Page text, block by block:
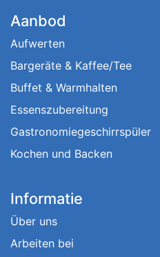
Aanbod
Aufwerten
Bargeräte & Kaffee/Tee
Buffet & Warmhalten
Essenszubereitung
Gastronomiegeschirrspüler
Kochen und Backen
Informatie
Über uns
Arbeiten bei